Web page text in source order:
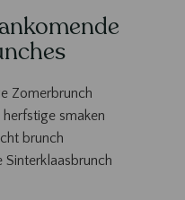
Zomerbrunch
smaken
brunch
Sinterklaasbrunch